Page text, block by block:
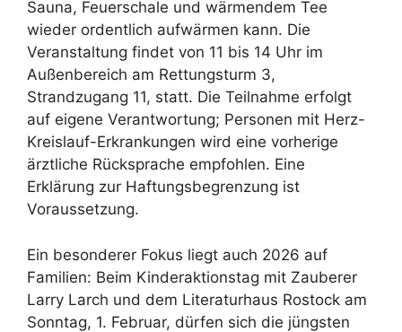
Sauna, Feuerschale und wärmendem Tee
wieder ordentlich aufwärmen kann. Die
Veranstaltung findet von 11 bis 14 Uhr im
Außenbereich am Rettungsturm 3,
Strandzugang 11, statt. Die Teilnahme erfolgt
auf eigene Verantwortung; Personen mit Herz-
Kreislauf-Erkrankungen wird eine vorherige
ärztliche Rücksprache empfohlen. Eine
Erklärung zur Haftungsbegrenzung ist
Voraussetzung.
Ein besonderer Fokus liegt auch 2026 auf
Familien: Beim Kinderaktionstag mit Zauberer
Larry Larch und dem Literaturhaus Rostock am
Sonntag, 1. Februar, dürfen sich die jüngsten